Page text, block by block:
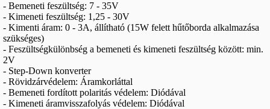
- Bemeneti feszültség: 7 - 35V
- Kimeneti feszültség: 1,25 - 30V
- Kimenti áram: 0 - 3A, állítható (15W felett hűtőborda alkalmazása
szükséges)
- Feszültségkülönbség a bemeneti és kimeneti feszültség között: min.
2V
- Step-Down konverter
- Rövidzárvédelem: Áramkorláttal
- Bemeneti fordított polaritás védelem: Diódával
- Kimeneti áramvisszafolyás védelem: Diódával